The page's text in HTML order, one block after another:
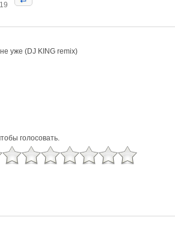
уже (DJ KING remix)
голосовать.